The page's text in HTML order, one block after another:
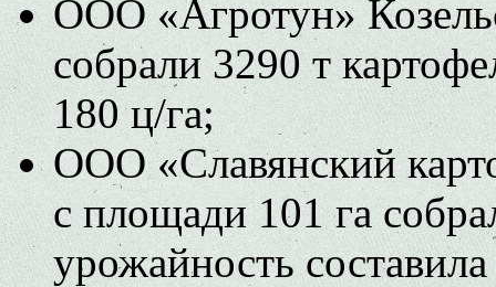
ООО «Агротун»
собрали 3290 т
180 ц/га;
ООО «Славянский
с площади 101 га
урожайность